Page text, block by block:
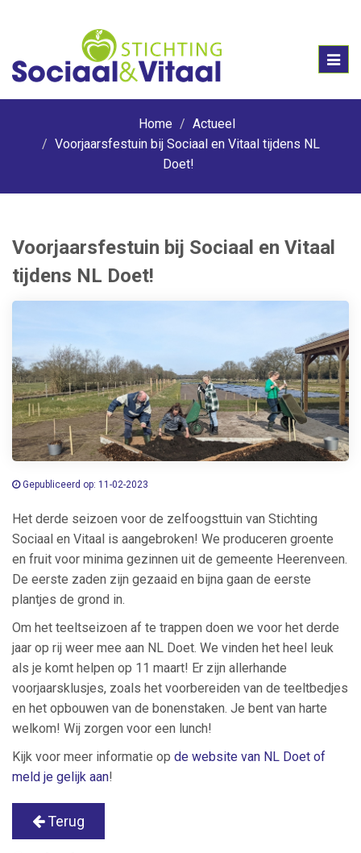
Home
Actueel
Voorjaarsfestuin bij Sociaal en Vitaal tijdens NL
Doet!
Voorjaarsfestuin bij Sociaal en Vitaal
tijdens NL Doet!
Gepubliceerd op: 11-02-2023
Het derde seizoen voor de zelfoogsttuin van Stichting
Sociaal en Vitaal is aangebroken! We produceren groente
en fruit voor minima gezinnen uit de gemeente Heerenveen.
De eerste zaden zijn gezaaid en bijna gaan de eerste
plantjes de grond in.
Om het teeltseizoen af te trappen doen we voor het derde
jaar op rij weer mee aan NL Doet. We vinden het heel leuk
als je komt helpen op 11 maart! Er zijn allerhande
voorjaarsklusjes, zoals het voorbereiden van de teeltbedjes
en het opbouwen van de bonenstaken. Je bent van harte
welkom! Wij zorgen voor een lunch!
Kijk voor meer informatie op de website van NL Doet of
meld je gelijk aan!
Terug